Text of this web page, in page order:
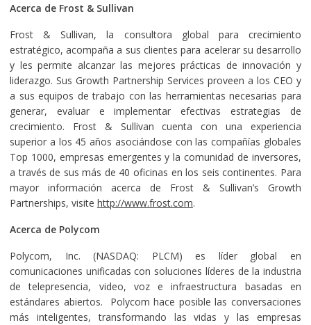
Acerca de Frost & Sullivan
Frost & Sullivan, la consultora global para crecimiento
estratégico, acompaña a sus clientes para acelerar su desarrollo
y les permite alcanzar las mejores prácticas de innovación y
liderazgo. Sus Growth Partnership Services proveen a los CEO y
a sus equipos de trabajo con las herramientas necesarias para
generar, evaluar e implementar efectivas estrategias de
crecimiento. Frost & Sullivan cuenta con una experiencia
superior a los 45 años asociándose con las compañías globales
Top 1000, empresas emergentes y la comunidad de inversores,
a través de sus más de 40 oficinas en los seis continentes. Para
mayor información acerca de Frost & Sullivan’s Growth
Partnerships, visite http://www.frost.com.
Acerca de Polycom
Polycom, Inc. (NASDAQ: PLCM) es líder global en
comunicaciones unificadas con soluciones líderes de la industria
de telepresencia, video, voz e infraestructura basadas en
estándares abiertos. Polycom hace posible las conversaciones
más inteligentes, transformando las vidas y las empresas